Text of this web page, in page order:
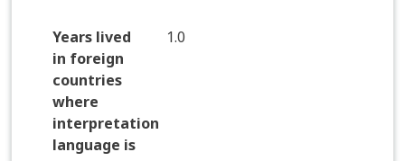
Years lived
in foreign
countries
where
interpretation
language is
1.0